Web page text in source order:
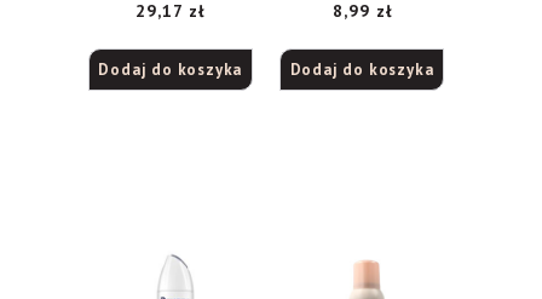
29,17 zł
Dodaj do koszyka
8,99 zł
Dodaj do koszyka